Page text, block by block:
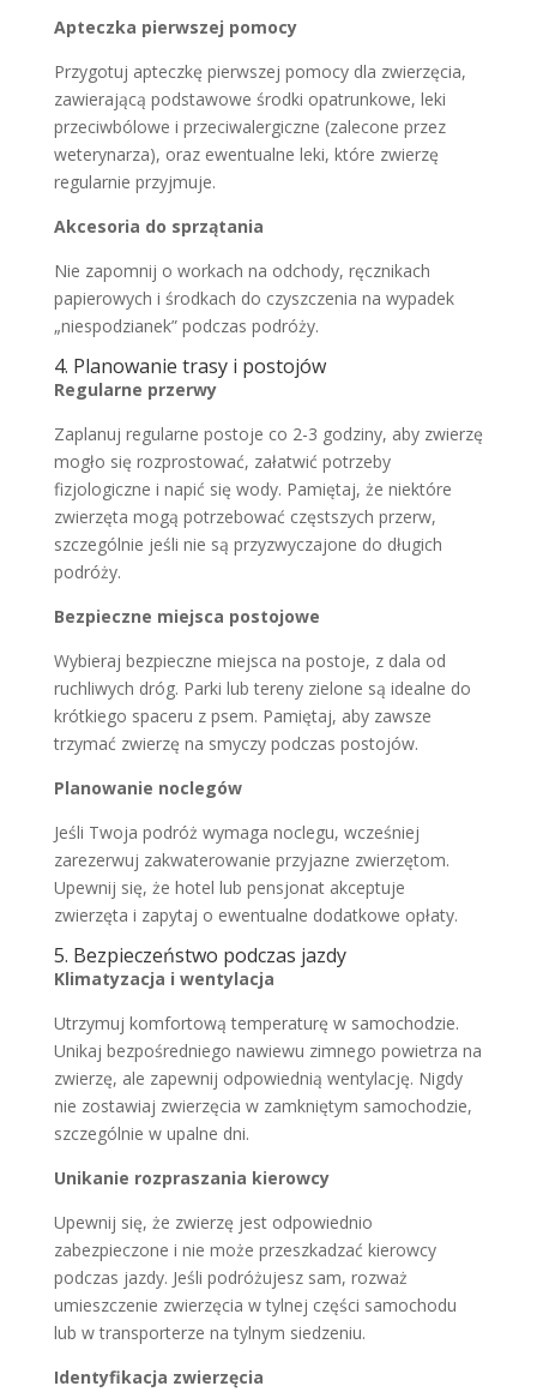
Apteczka pierwszej pomocy
Przygotuj apteczkę pierwszej pomocy dla zwierzęcia,
zawierającą podstawowe środki opatrunkowe, leki
przeciwbólowe i przeciwalergiczne (zalecone przez
weterynarza), oraz ewentualne leki, które zwierzę
regularnie przyjmuje.
Akcesoria do sprzątania
Nie zapomnij o workach na odchody, ręcznikach
papierowych i środkach do czyszczenia na wypadek
„niespodzianek” podczas podróży.
4. Planowanie trasy i postojów
Regularne przerwy
Zaplanuj regularne postoje co 2-3 godziny, aby zwierzę
mogło się rozprostować, załatwić potrzeby
fizjologiczne i napić się wody. Pamiętaj, że niektóre
zwierzęta mogą potrzebować częstszych przerw,
szczególnie jeśli nie są przyzwyczajone do długich
podróży.
Bezpieczne miejsca postojowe
Wybieraj bezpieczne miejsca na postoje, z dala od
ruchliwych dróg. Parki lub tereny zielone są idealne do
krótkiego spaceru z psem. Pamiętaj, aby zawsze
trzymać zwierzę na smyczy podczas postojów.
Planowanie noclegów
Jeśli Twoja podróż wymaga noclegu, wcześniej
zarezerwuj zakwaterowanie przyjazne zwierzętom.
Upewnij się, że hotel lub pensjonat akceptuje
zwierzęta i zapytaj o ewentualne dodatkowe opłaty.
5. Bezpieczeństwo podczas jazdy
Klimatyzacja i wentylacja
Utrzymuj komfortową temperaturę w samochodzie.
Unikaj bezpośredniego nawiewu zimnego powietrza na
zwierzę, ale zapewnij odpowiednią wentylację. Nigdy
nie zostawiaj zwierzęcia w zamkniętym samochodzie,
szczególnie w upalne dni.
Unikanie rozpraszania kierowcy
Upewnij się, że zwierzę jest odpowiednio
zabezpieczone i nie może przeszkadzać kierowcy
podczas jazdy. Jeśli podróżujesz sam, rozważ
umieszczenie zwierzęcia w tylnej części samochodu
lub w transporterze na tylnym siedzeniu.
Identyfikacja zwierzęcia